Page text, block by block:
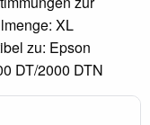
XL
zu: Epson
DT/2000 DTN